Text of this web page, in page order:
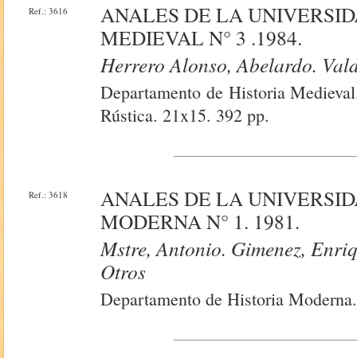
Ref.: 3616
ANALES DE LA
MEDIEVAL N° 3 .1984.
Herrero Alonso, Abelardo.
Departamento de Historia
Rústica. 21x15. 392 pp.
Ref.: 3618
ANALES DE LA
MODERNA N° 1. 1981.
Mstre, Antonio. Gimenez,
Otros
Departamento de Historia